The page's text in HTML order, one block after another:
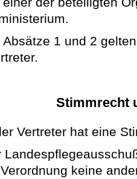
Absätze 1 und 2
Stimmrecht
Vertreter hat eine
keine